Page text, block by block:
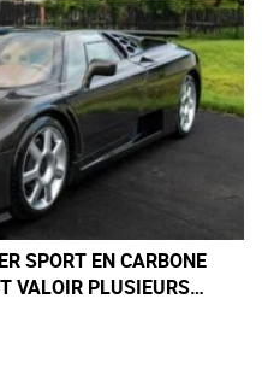
SPORT EN CARBONE
VALOIR PLUSIEURS